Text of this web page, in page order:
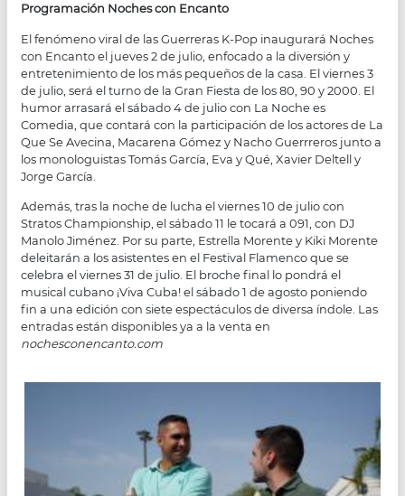
Programación Noches con Encanto
El fenómeno viral de las Guerreras K-Pop inaugurará Noches
con Encanto el jueves 2 de julio, enfocado a la diversión y
entretenimiento de los más pequeños de la casa. El viernes 3
de julio, será el turno de la Gran Fiesta de los 80, 90 y 2000. El
humor arrasará el sábado 4 de julio con La Noche es
Comedia, que contará con la participación de los actores de La
Que Se Avecina, Macarena Gómez y Nacho Guerrreros junto a
los monologuistas Tomás García, Eva y Qué, Xavier Deltell y
Jorge García.
Además, tras la noche de lucha el viernes 10 de julio con
Stratos Championship, el sábado 11 le tocará a 091, con DJ
Manolo Jiménez. Por su parte, Estrella Morente y Kiki Morente
deleitarán a los asistentes en el Festival Flamenco que se
celebra el viernes 31 de julio. El broche final lo pondrá el
musical cubano ¡Viva Cuba! el sábado 1 de agosto poniendo
fin a una edición con siete espectáculos de diversa índole. Las
entradas están disponibles ya a la venta en
nochesconencanto.com